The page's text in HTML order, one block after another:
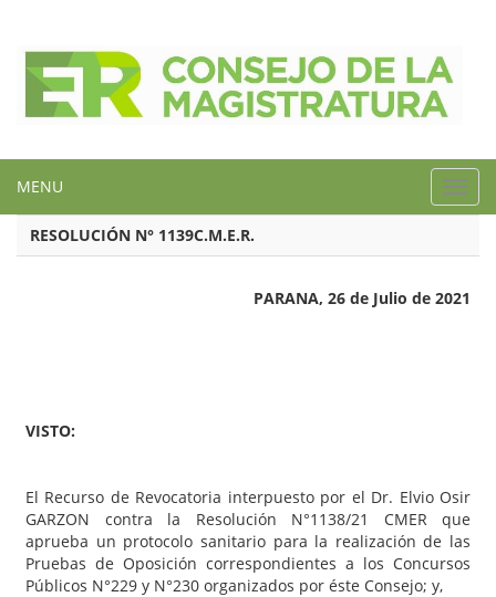
MENU
RESOLUCIÓN N° 1139C.M.E.R.
PARANA, 26 de Julio de 2021
VISTO:
El Recurso de Revocatoria interpuesto por el Dr. Elvio Osir
GARZON contra la Resolución N°1138/21 CMER que
aprueba un protocolo sanitario para la realización de las
Pruebas de Oposición correspondientes a los Concursos
Públicos N°229 y N°230 organizados por éste Consejo; y,